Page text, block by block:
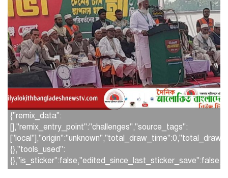
{"remix_data":
[],"remix_entry_point":"challenges","source_tags":
{},"tools_used":